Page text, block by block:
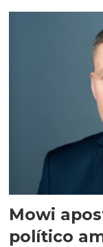
Mowi
político